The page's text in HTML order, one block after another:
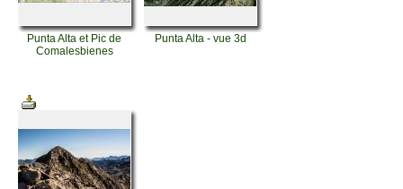
Punta Alta et Pic de
Comalesbienes
Punta Alta - vue 3d